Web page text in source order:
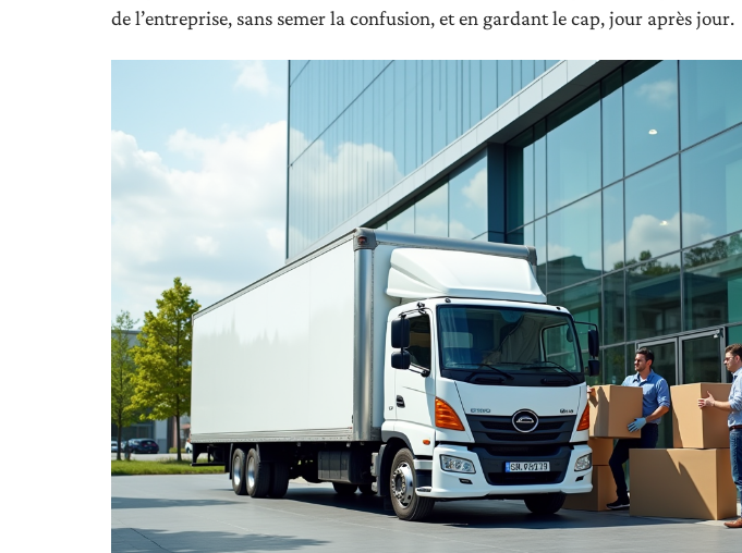
de l’entreprise, sans semer la confusion, et en gardant le cap, jour après jour.